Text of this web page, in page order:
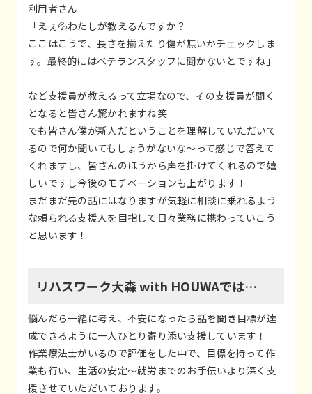
利用者さん
「えぇ💦わたしが教えるんですか？
ここはこうで、長さを揃えたり傷が無いかチェックしま
す。最終的にはベテランスタッフに聞かないとですね」
など支援員が教えるって立場なので、その支援員が聞く
となると皆さん驚かれますね笑
でも皆さん僕が新人だということを理解していただいて
るので何か聞いてもしょうがないな～って感じで答えて
くれますし、皆さんのほうから声を掛けてくれるので嬉
しいですし今後のモチベーションも上がります！
まだまだ先の話にはなりますが気軽に相談に乗れるよう
な頼られる支援人を目指して日々業務に携わっていこう
と思います！
リハスワーク大森 with HOUWAでは…
悩んだら一緒に考え、不安になったら話を聞き目標が達
成できるように一人ひとり寄り添い支援しています！
作業療法士がいるので評価をした中で、目標を持って作
業も行い、生活の安定～就労までのお手伝いより深く支
援させていただいております。